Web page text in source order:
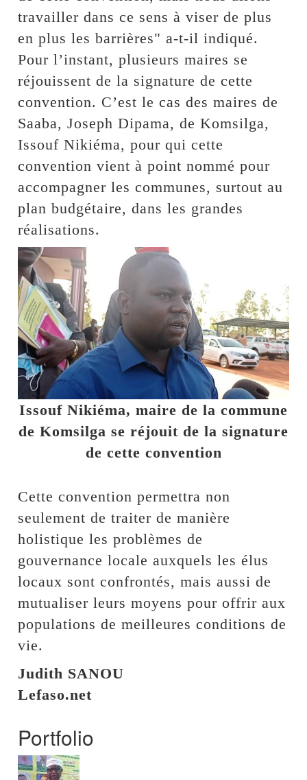
travailler dans ce sens à viser de plus
en plus les barrières" a-t-il indiqué.
Pour l’instant, plusieurs maires se
réjouissent de la signature de cette
convention. C’est le cas des maires de
Saaba, Joseph Dipama, de Komsilga,
Issouf Nikiéma, pour qui cette
convention vient à point nommé pour
accompagner les communes, surtout au
plan budgétaire, dans les grandes
réalisations.
Issouf Nikiéma, maire de la commune
de Komsilga se réjouit de la signature
de cette convention
Cette convention permettra non
seulement de traiter de manière
holistique les problèmes de
gouvernance locale auxquels les élus
locaux sont confrontés, mais aussi de
mutualiser leurs moyens pour offrir aux
populations de meilleures conditions de
vie.
Judith SANOU
Lefaso.net
Portfolio